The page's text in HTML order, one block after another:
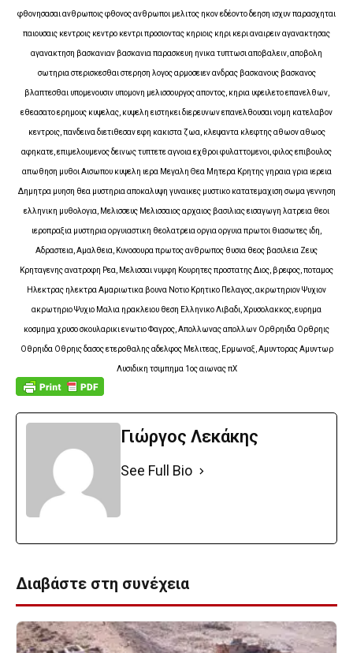
φθονησασαι ανθρωποις φθονος ανθρωποι μελιτος ηκον εδέοντο δεηση ισχυν παρασχηται
παιουσαις κεντροις κεντρο κεντρι προσιοντας κηριοις κηρι κερι αναιρειν αγανακτησας
αγανακτηση βασκανιαν βασκανια παρασκευη ηνικα τυπτωσι αποβαλειν, αποβολη
σωτηρια στερισκεσθαι στερηση λογος αρμοσειεν ανδρας βασκανους βασκανος
βλαπτεσθαι υπομενουσιν υπομονη μελισσουργος αποντος, κηρια υφειλετο επανελθων,
εθεασατο ερημους κυψελας, κυψελη ειστηκει διερευνων επανελθουσαι νομη κατελαβον
κεντροις, πανδεινα διετιθεσαν εφη κακιστα ζωα, κλεψαντα κλεφτης αθωον αθωος
αφηκατε, επιμελουμενος δεινως τυπτετε αγνοια εχθροι φυλαττομενοι, φιλος επιβουλος
απωθηση μυθοι Αισωπου κυψελη ιερα Μεγαλη Θεα Μητερα Κρητης γηραια γρια ιερεια
Δημητρα μυηση θεα μυστηρια αποκαλυψη γυναικες μυστικο κατατεμαχιση σωμα γεννηση
ελληνικη μυθολογια, Μελισσευς Μελισσαιος αρχαιος βασιλιας εισαγωγη λατρεια θεοι
ιεροπραξια μυστηρια οργυιαστικη θεολατρεια οργια οργυια πρωτοι θιασωτες ιδη,
Αδραστεια, Αμαλθεια, Κυνοσουρα πρωτος ανθρωπος θυσια θεος βασιλεια Ζευς
Κρηταγενης ανατροφη Ρεα, Μελισσαι νυμφη Κουρητες προστατης Διος, βρεφος, ποταμος
Ηλεκτρας ηλεκτρα Αμαριωτικα βουνα Νοτιο Κρητικο Πελαγος, ακρωτηριον Ψυχιον
ακρωτηριο Ψυχιο Μαλια ηρακλειου θεση Ελληνικο Λιβαδι, Χρυσολακκος, ευρημα
κοσμημα χρυσο σκουλαρικι ενωτιο Φαγρος, Απολλωνας απολλων Ορθρηιδα Ορθρηις
Οθρηιδα Οθρηις δασος ετεροθαλης αδελφος Μελιτεας, Ερμωναξ, Αμυντορας Αμυντωρ
Λυσιδικη τσιμπημα 1ος αιωνας πΧ
Γιώργος Λεκάκης
See Full Bio
Διαβάστε στη συνέχεια